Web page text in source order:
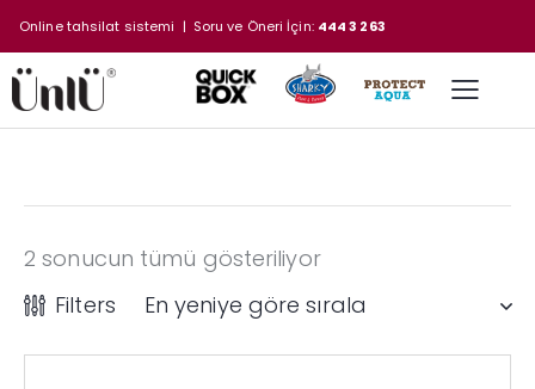
Online tahsilat sistemi | Soru ve Öneri İçin: 444 3 263
2 sonucun tümü gösteriliyor
Filters